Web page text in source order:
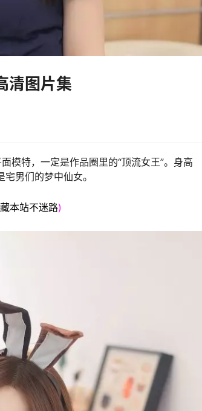
清图片集
模特，一定是作品圈里的“顶流女王”。身高
男们的梦中仙女。
本站不迷路)